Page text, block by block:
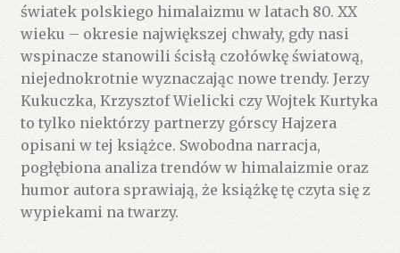
światek polskiego himalaizmu w latach 80. XX
wieku – okresie największej chwały, gdy nasi
wspinacze stanowili ścisłą czołówkę światową,
niejednokrotnie wyznaczając nowe trendy. Jerzy
Kukuczka, Krzysztof Wielicki czy Wojtek Kurtyka
to tylko niektórzy partnerzy górscy Hajzera
opisani w tej książce. Swobodna narracja,
pogłębiona analiza trendów w himalaizmie oraz
humor autora sprawiają, że książkę tę czyta się z
wypiekami na twarzy.